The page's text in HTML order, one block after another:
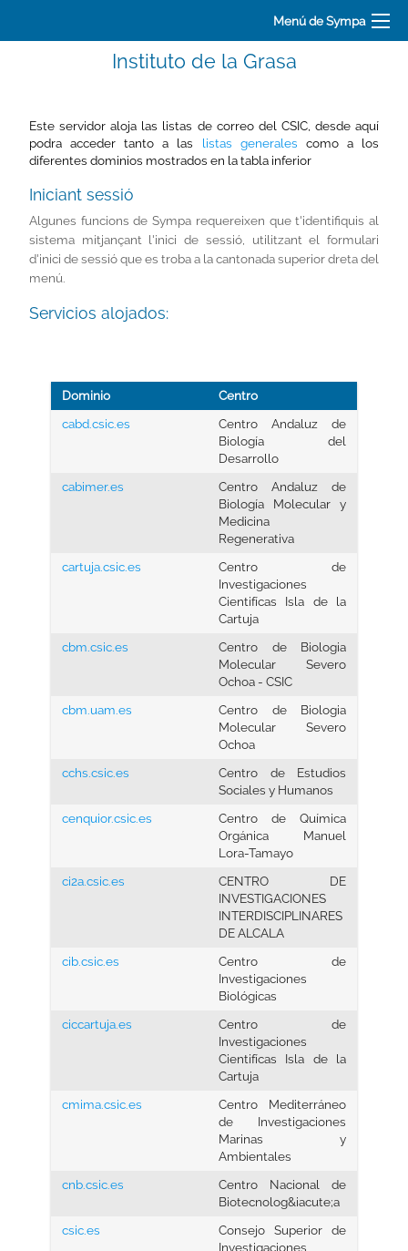
Menú de Sympa
Instituto de la Grasa
Este servidor aloja las listas de correo del CSIC, desde aquí
podra acceder tanto a las listas generales como a los
diferentes dominios mostrados en la tabla inferior
Iniciant sessió
Algunes funcions de Sympa requereixen que t'identifiquis al
sistema mitjançant l'inici de sessió, utilitzant el formulari
d'inici de sessió que es troba a la cantonada superior dreta del
menú.
Servicios alojados:
Dominio
Centro
cabd.csic.es
Centro Andaluz de
Biología del
Desarrollo
cabimer.es
Centro Andaluz de
Biología Molecular y
Medicina
Regenerativa
cartuja.csic.es
Centro de
Investigaciones
Cientifícas Isla de la
Cartuja
cbm.csic.es
Centro de Biologia
Molecular Severo
Ochoa - CSIC
cbm.uam.es
Centro de Biologia
Molecular Severo
Ochoa
cchs.csic.es
Centro de Estudios
Sociales y Humanos
cenquior.csic.es
Centro de Química
Orgánica Manuel
Lora-Tamayo
ci2a.csic.es
CENTRO DE
INVESTIGACIONES
INTERDISCIPLINARES
DE ALCALA
cib.csic.es
Centro de
Investigaciones
Biológicas
ciccartuja.es
Centro de
Investigaciones
Cientifícas Isla de la
Cartuja
cmima.csic.es
Centro Mediterráneo
de Investigaciones
Marinas y
Ambientales
cnb.csic.es
Centro Nacional de
Biotecnolog&iacute;a
csic.es
Consejo Superior de
Investigaciones